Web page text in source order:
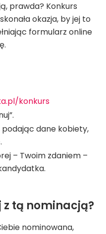
prawda? Konkurs
okazja, by jej to
formularz online
konkurs
podając dane kobiety,
– Twoim zdaniem –
z tą nominacją?
nominowana,